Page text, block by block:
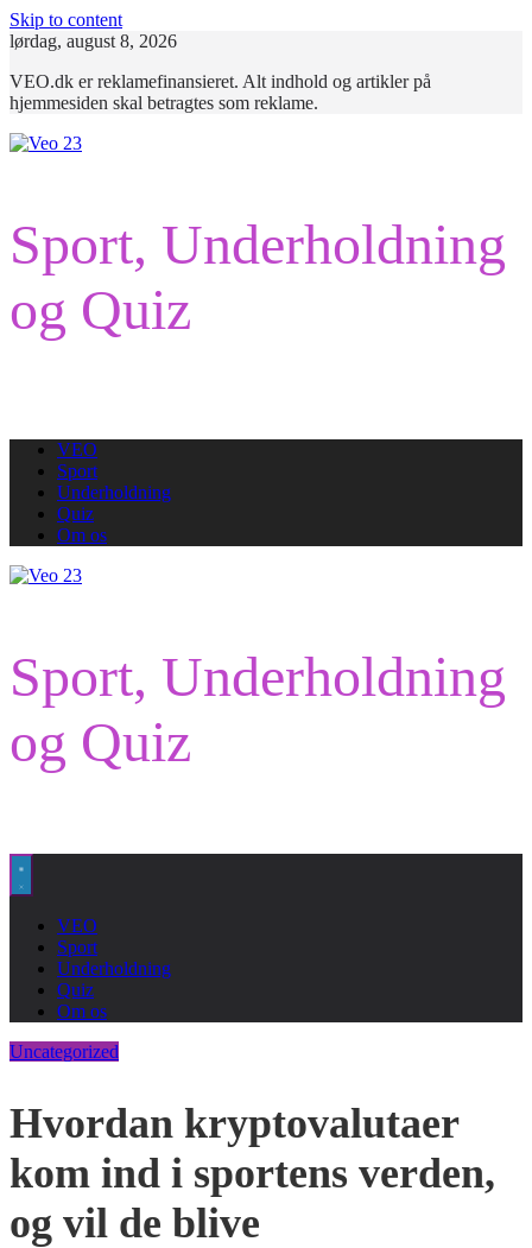
Skip to content
lørdag, august 8, 2026
VEO.dk er reklamefinansieret. Alt indhold og artikler på
hjemmesiden skal betragtes som reklame.
Sport, Underholdning
og Quiz
VEO
Sport
Underholdning
Quiz
Om os
Sport, Underholdning
og Quiz
VEO
Sport
Underholdning
Quiz
Om os
Uncategorized
Hvordan kryptovalutaer
kom ind i sportens verden,
og vil de blive